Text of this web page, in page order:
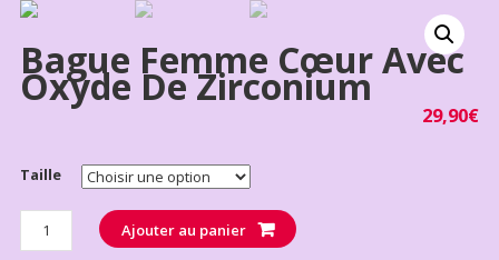
Bague Femme Cœur Avec
Oxyde De Zirconium
29,90€
Taille
Quantité Ajouter au panier